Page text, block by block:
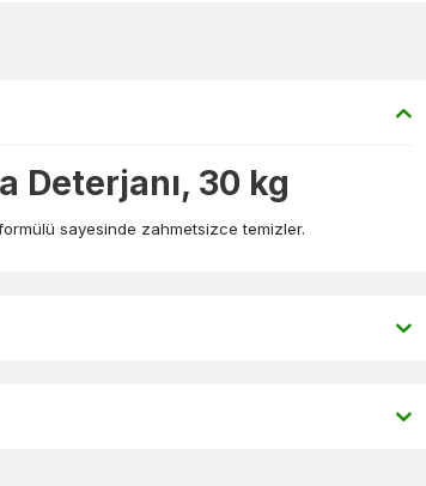
Deterjanı, 30 kg
sayesinde zahmetsizce temizler.